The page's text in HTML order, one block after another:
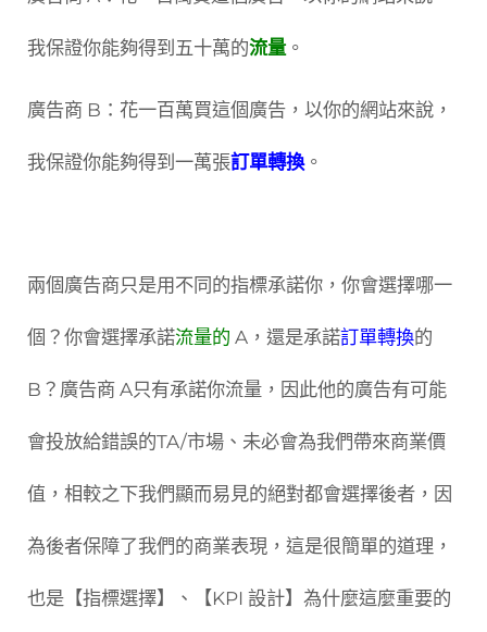
我保證你能夠得到五十萬的流量。
廣告商 B：花一百萬買這個廣告，以你的網站來說，
我保證你能夠得到一萬張訂單轉換。
兩個廣告商只是用不同的指標承諾你，你會選擇哪一
個？你會選擇承諾流量的 A，還是承諾訂單轉換的
B？廣告商 A只有承諾你流量，因此他的廣告有可能
會投放給錯誤的TA/市場、未必會為我們帶來商業價
值，相較之下我們顯而易見的絕對都會選擇後者，因
為後者保障了我們的商業表現，這是很簡單的道理，
也是【指標選擇】、【KPI 設計】為什麼這麼重要的